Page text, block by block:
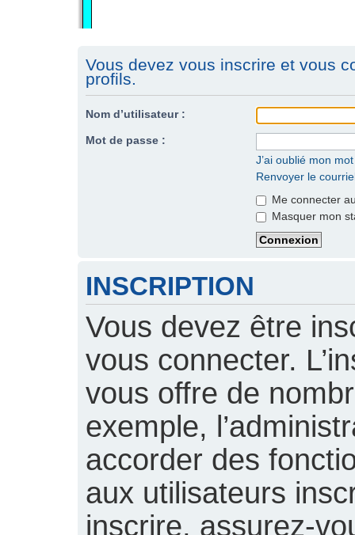
Vous devez vous inscrire et vous
profils.
Nom d’utilisateur :
Mot de passe :
J’ai oublié mon
Renvoyer le
Me connecter
Masquer mon
INSCRIPTION
Vous devez être
vous connecter.
vous offre de
exemple,
accorder des
aux utilisateurs
inscrire, assurez-